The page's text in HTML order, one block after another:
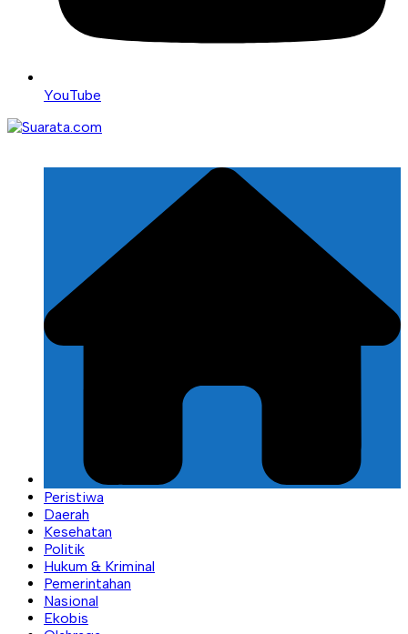
YouTube
Peristiwa
Daerah
Kesehatan
Politik
Hukum & Kriminal
Pemerintahan
Nasional
Ekobis